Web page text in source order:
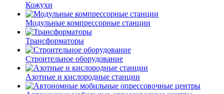
Кожухи
Модульные компрессорные станции
Трансформаторы
Строительное оборудование
Азотные и кислородные станции